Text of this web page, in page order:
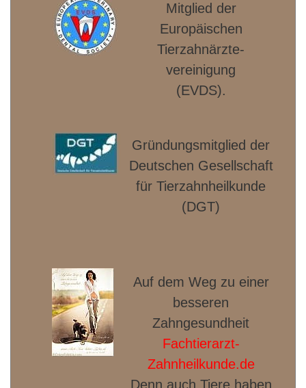
Mitglied der
Europäischen
Tierzahnärzte­
vereinigung
(EVDS).
Gründungsmitglied der
Deut­schen Gesellschaft
für Tierzahnheilkunde
(DGT)
Auf dem Weg zu einer
besseren
Zahngesundheit
Fachtierarzt-
Zahnheilkunde.de
Denn auch Tiere haben